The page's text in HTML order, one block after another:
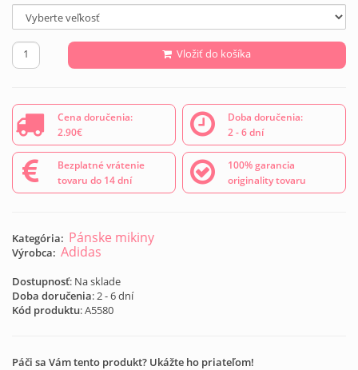
Vložiť do košíka
Cena doručenia:
2.90€
Doba doručenia:
2 - 6 dní
Bezplatné vrátenie
tovaru do 14 dní
100% garancia
originality tovaru
Kategória: Pánske mikiny
Výrobca: Adidas
Dostupnosť: Na sklade
Doba doručenia: 2 - 6 dní
Kód produktu:A5580
Páči sa Vám tento produkt? Ukážte ho priateľom!